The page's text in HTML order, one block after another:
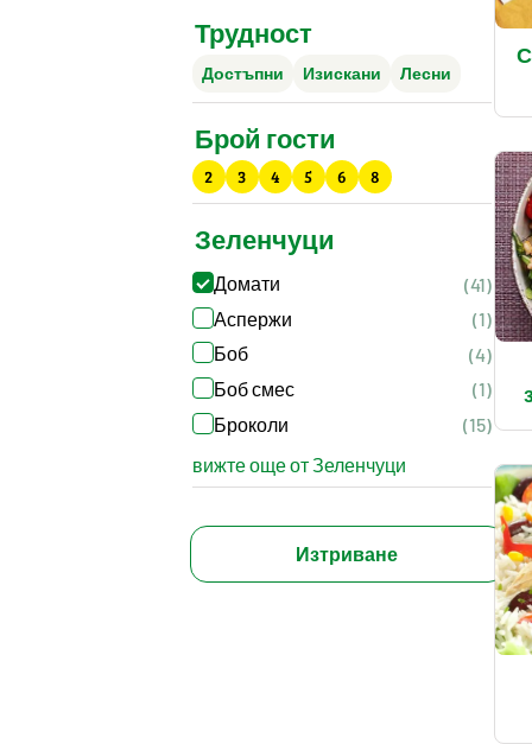
Трудност
Достъпни Изискани Лесни
Брой гости
2 3 4 5 6 8
Зеленчуци
Домати
(41)
Аспержи
(1)
Боб
(4)
Боб смес
(1)
Броколи
(15)
вижте още от Зеленчуци
Изтриване